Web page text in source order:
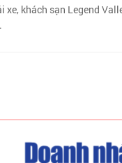
xe, khách sạn Legend